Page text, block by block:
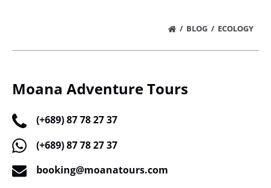
BLOG ECOLOGY
Moana Adventure Tours
(+689) 87 78 27 37
(+689) 87 78 27 37
booking@moanatours.com